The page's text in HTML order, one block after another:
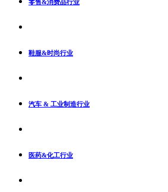
零售&消费品行业
鞋服&时尚行业
汽车 & 工业制造行业
医药&化工行业